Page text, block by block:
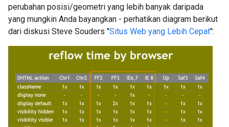
perubahan posisi/geometri yang lebih banyak daripada
yang mungkin Anda bayangkan - perhatikan diagram berikut
dari diskusi Steve Souders "Situs Web yang Lebih Cepat":